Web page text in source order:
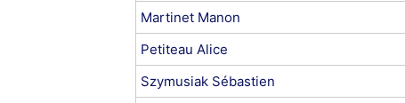
Martinet Manon
Petiteau Alice
Szymusiak Sébastien